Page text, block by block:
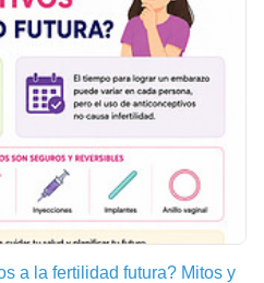
a la fertilidad futura? Mitos y